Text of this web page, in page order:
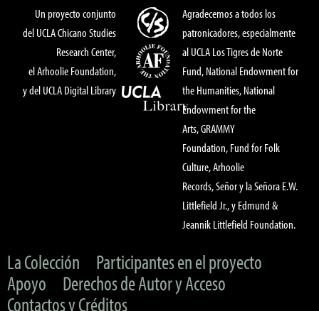
Un proyecto conjunto
del UCLA Chicano Studies
Research Center,
el Arhoolie Foundation,
y del UCLA Digital Library
Agradecemos a todos los
patronicadores, especialmente
al UCLA Los Tigres de Norte
Fund, National Endowment for
the Humanities, National
Endowment for the
Arts, GRAMMY
Foundation, Fund for Folk
Culture, Arhoolie
Records, Señor y la Señora E.W.
Littlefield Jr., y Edmund &
Jeannik Littlefield Foundation.
La Colección
Participantes en el proyecto
Apoyo
Derechos de Autor y Acceso
Contactos y Créditos